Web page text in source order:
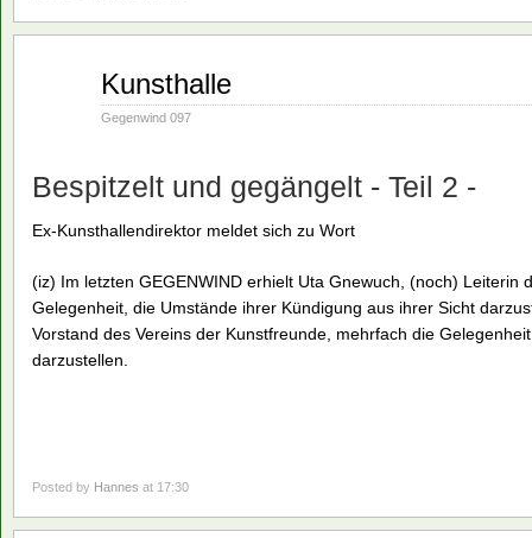
Kunsthalle
Gegenwind 097
Bespitzelt und gegängelt - Teil 2 -
Ex-Kunsthallendirektor meldet sich zu Wort
(iz) Im letzten GEGENWIND erhielt Uta Gnewuch, (noch) Leiterin
Gelegenheit, die Umstände ihrer Kündigung aus ihrer Sicht
Vorstand des Vereins der Kunstfreunde, mehrfach die
darzustellen.
Posted by Hannes at 17:30